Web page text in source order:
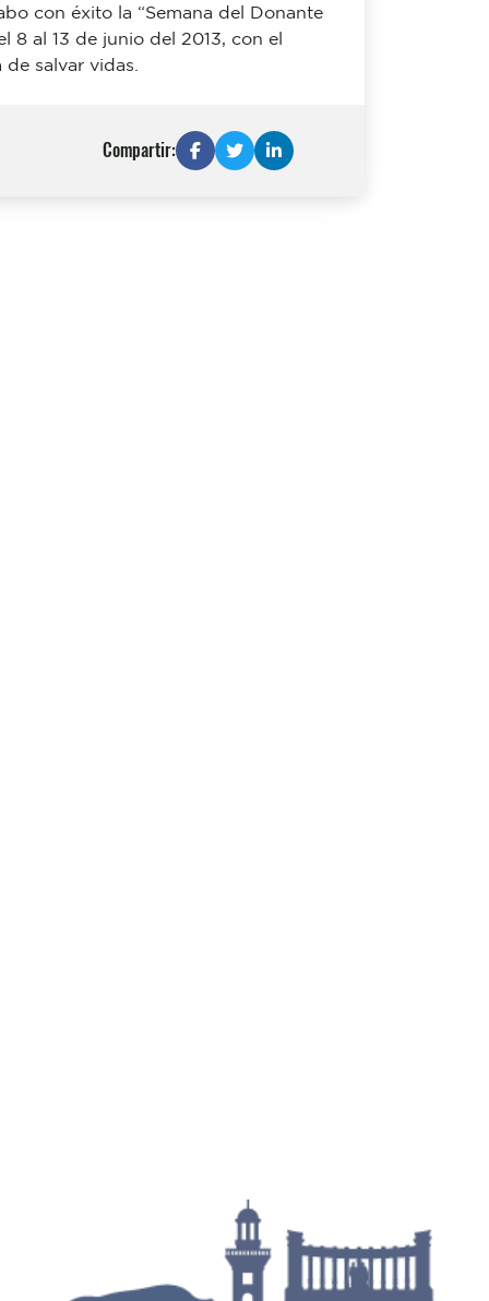
con éxito la “Semana del Donante
8 al 13 de junio del 2013, con el
salvar vidas.
Compartir: